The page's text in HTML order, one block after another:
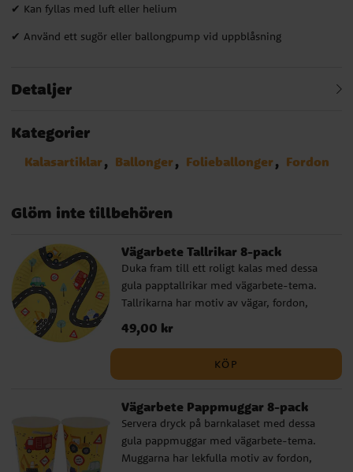
✔ Kan fyllas med luft eller helium
✔ Använd ett sugör eller ballongpump vid uppblåsning
Detaljer
Kategorier
Kalasartiklar Ballonger Folieballonger Fordon
Glöm inte tillbehören
Vägarbete Tallrikar 8-pack
Duka fram till ett roligt kalas med dessa
gula papptallrikar med vägarbete-tema.
Tallrikarna har motiv av vägar, fordon,
skyltar och små byggdetaljer som passar
perfekt till barn som gillar grävmaskiner,
Tallrikarna är fina att kombinera med
samma tema och gör dukningen extra
lekfull. Ett bra val till barnkalas där
byggarbetsplats, fordon och vägar står i
fokus. ✔ 8 papptallrikar med vägarbete-
Pris :49,00 kr
49,00 kr
KÖP
Vägarbete Pappmuggar 8-pack
Servera dryck på barnkalaset med dessa
gula pappmuggar med vägarbete-tema.
Muggarna har lekfulla motiv av fordon,